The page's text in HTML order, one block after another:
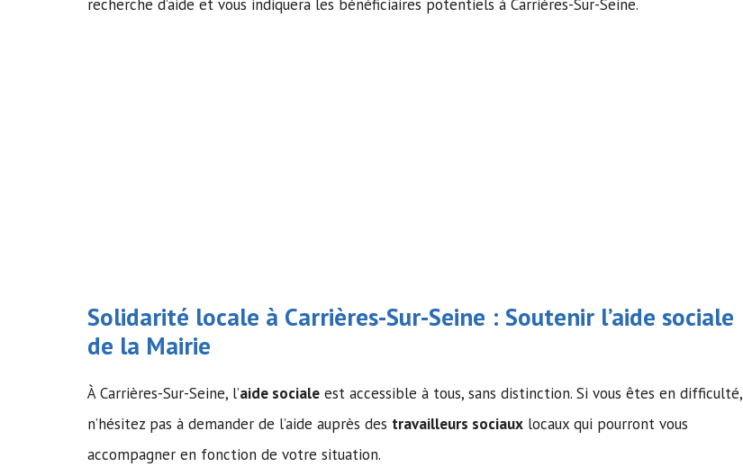
recherche d’aide et vous indiquera les bénéficiaires potentiels à Carrières-Sur-Seine.
Solidarité locale à Carrières-Sur-Seine : Soutenir l’aide sociale
de la Mairie
À Carrières-Sur-Seine, l’aide sociale est accessible à tous, sans distinction. Si vous êtes en difficulté,
n’hésitez pas à demander de l’aide auprès des travailleurs sociaux locaux qui pourront vous
accompagner en fonction de votre situation.